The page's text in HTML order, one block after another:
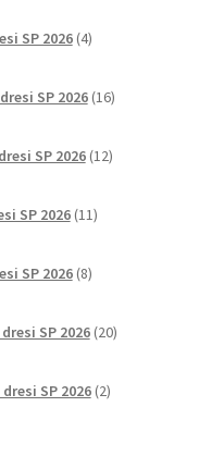
SP 2026 4izdelki
SP 2026 16izdelkov
SP 2026 12izdelkov
SP 2026 11izdelkov
SP 2026 8izdelkov
SP 2026 20izdelkov
SP 2026 2izdelka